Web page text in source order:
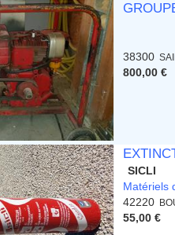
38300
800,00 €
SICLI
Matériels
42220
55,00 €